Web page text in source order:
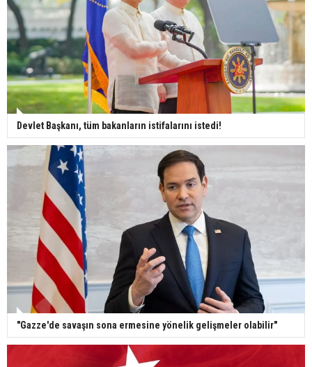
Devlet Başkanı, tüm bakanların istifalarını istedi!
"Gazze'de savaşın sona ermesine yönelik gelişmeler olabilir"